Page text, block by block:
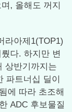
, 올해도 꺼지
라아제1(TOP1)
다. 하지만 변
상반기까지는
파트너십 딜이
에 따라 초조해
ADC 후보물질